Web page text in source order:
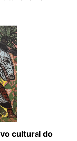
cultural do